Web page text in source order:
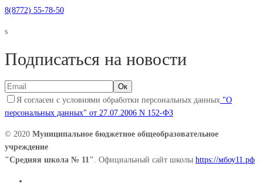
8(8772) 55-78-50
s
Подписаться на новости
Я согласен с условиями обработки персональных данных "О
персональных данных" от 27.07.2006 N 152-ФЗ
© 2020 Муниципальное бюджетное общеобразовательное
учреждение
"Средняя школа № 11" . Официальный сайт школы https://мбоу11.рф